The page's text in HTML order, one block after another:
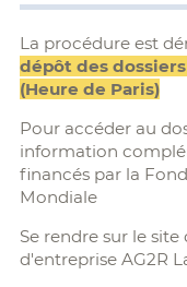
La procédure est
dépôt des
(Heure de Paris)
Pour accéder au
information
financés par la
Mondiale
Se rendre sur le
d'entreprise AG2R